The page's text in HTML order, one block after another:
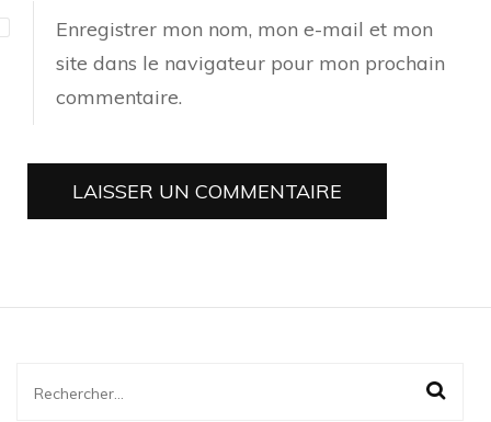
Enregistrer mon nom, mon e-mail et mon
site dans le navigateur pour mon prochain
commentaire.
Rechercher :